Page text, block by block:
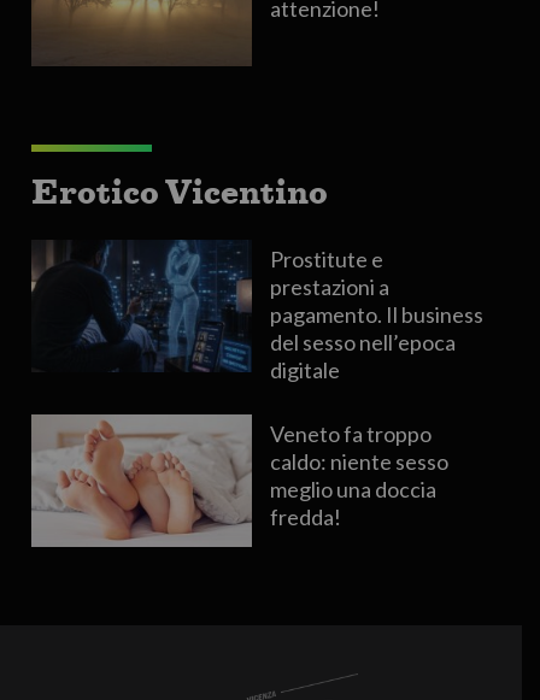
attenzione!
Erotico Vicentino
Prostitute e
prestazioni a
pagamento. Il business
del sesso nell’epoca
digitale
Veneto fa troppo
caldo: niente sesso
meglio una doccia
fredda!